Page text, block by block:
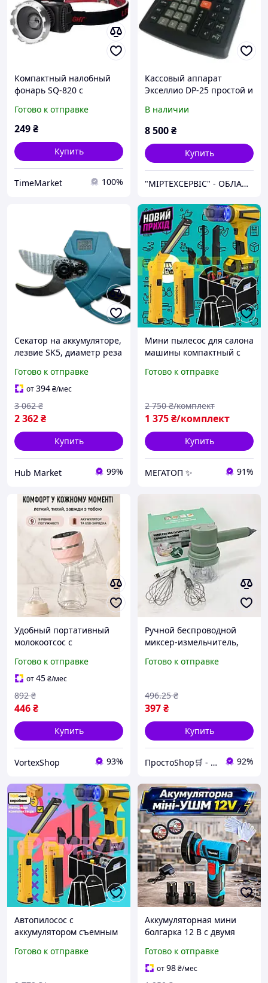
Компактный налобный
фонарь SQ-820 с
удобного освещения во
время активного отдыха
Готово к отправке
249₴
Купить
TimeMarket 100%
Кассовый аппарат
Экселлио DP-25 простой и
аккумулятор
В наличии
8 500₴
Купить
"МІРТЕХСЕРВІС" - ОБЛАДНАННЯ ДЛЯ ТОРГІВЛВ ТА СФЕРИ ПОСЛУГ
Секатор на аккумуляторе,
лезвие SK5, диаметр реза
Mirson MS0141
Готово к отправке
от394₴/мес
2 362₴
3 062 ₴
Купить
Hub Market 99%
Мини пылесос для салона
машины компактный с
зарядкой
Готово к отправке
1 375₴/комплект
2 750 ₴/комплект
Купить
МЕГАТОП ✨ 91%
Удобный портативный
молокоотсос с
бутылочкой для
новорожденных и
контролем уровня
грудного молока
Готово к отправке
от45₴/мес
446₴
892 ₴
Купить
VortexShop 93%
Ручной беспроводной
миксер-измельчитель,
три скорости для
пищи
Готово к отправке
397₴
496.25 ₴
Купить
ПростоShop🛒 - онлайн магазин простых товаров💡 92%
Автопилосос с
аккумулятором съемным
пылесос для салона
аккумуляторный с
Готово к отправке
Аккумуляторная мини
болгарка 12 В с двумя
угловая шлифовальная
машина в кейсе
Готово к отправке
от98₴/мес